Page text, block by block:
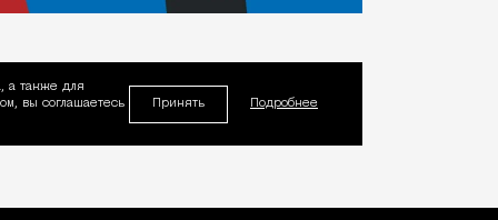
а также для
вы соглашаетесь
Принять Подробнее